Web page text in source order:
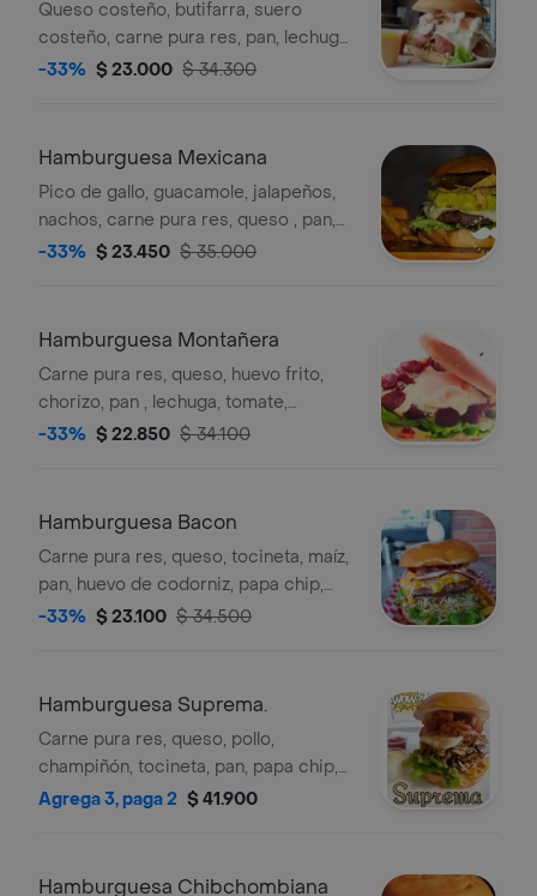
Queso costeño, butifarra, suero
costeño, carne pura res, pan, lechuga,
papa chip, huevo de codorniz, tomate,
-33% $ 23.000 $ 34.300
Hamburguesa Mexicana
Pico de gallo, guacamole, jalapeños,
nachos, carne pura res, queso , pan,
lechuga, papa chip, huevo de
-33% $ 23.450 $ 35.000
Hamburguesa Montañera
Carne pura res, queso, huevo frito,
chorizo, pan , lechuga, tomate,
cebolla, salsa de la casa
-33% $ 22.850 $ 34.100
Hamburguesa Bacon
Carne pura res, queso, tocineta, maíz,
pan, huevo de codorniz, papa chip,
lechuga, tomate, cebolla, salsa de la
-33% $ 23.100 $ 34.500
Hamburguesa Suprema.
Carne pura res, queso, pollo,
champiñón, tocineta, pan, papa chip,
lechuga, huevo de codorniz, tomate,
Agrega 3, paga 2 $ 41.900
Hamburguesa Chibchombiana